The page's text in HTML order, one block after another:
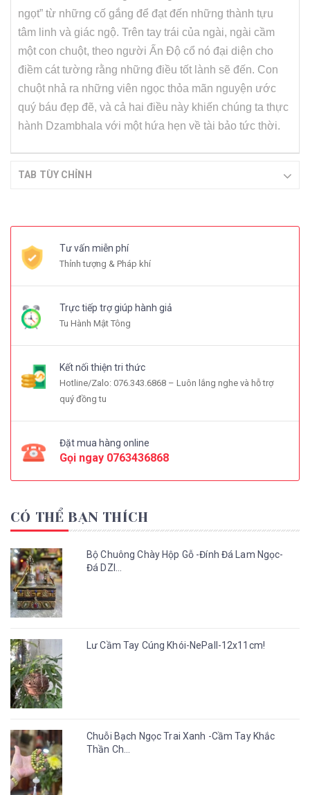
ngọt” từ những cố gắng để đạt đến những thành tựu
tâm linh và giác ngộ. Trên tay trái của ngài, ngài cầm
một con chuột, theo người Ấn Độ cổ nó đại diện cho
điềm cát tường rằng những điều tốt lành sẽ đến. Con
chuột nhả ra những viên ngọc thỏa mãn nguyện ước
quý báu đẹp đẽ, và cả hai điều này khiến chúng ta thực
hành Dzambhala với một hứa hẹn về tài bảo tức thời.
TAB TÙY CHỈNH
Tư vấn miễn phí
Thỉnh tượng & Pháp khí
Trực tiếp trợ giúp hành giả
Tu Hành Mật Tông
Kết nối thiện tri thức
Hotline/Zalo: 076.343.6868 – Luôn lắng nghe và hỗ trợ
quý đồng tu
Đặt mua hàng online
Gọi ngay 0763436868
CÓ THỂ BẠN THÍCH
Bộ Chuông Chày Hộp Gỗ -Đính Đá Lam Ngọc-
Đá DZI...
Lư Cầm Tay Cúng Khói-NePall-12x11cm!
Chuỗi Bạch Ngọc Trai Xanh -Cầm Tay Khắc
Thần Ch...